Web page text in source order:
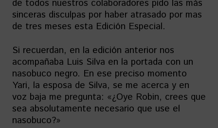
de todos nuestros colaboradores pido las más
sinceras disculpas por haber atrasado por mas
de tres meses esta Edición Especial.
Si recuerdan, en la edición anterior nos
acompañaba Luis Silva en la portada con un
nasobuco negro. En ese preciso momento
Yari, la esposa de Silva, se me acerca y en
voz baja me pregunta: «¿Oye Robin, crees que
sea absolutamente necesario que use el
nasobuco?»